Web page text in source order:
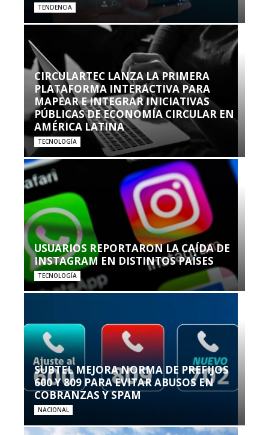
TENDENCIA
CIRCULARTEC LANZA LA PRIMERA
PLATAFORMA INTERACTIVA PARA
MAPEAR E INTEGRAR INICIATIVAS
PÚBLICAS DE ECONOMÍA CIRCULAR EN
AMÉRICA LATINA
TECNOLOGÍA
USUARIOS REPORTARON LA CAÍDA DE
INSTAGRAM EN DISTINTOS PAÍSES
TECNOLOGÍA
SUBTEL MEJORA NORMA DE PREFIJOS
600 Y 809 PARA EVITAR ABUSOS EN
COBRANZAS Y SPAM
NACIONAL